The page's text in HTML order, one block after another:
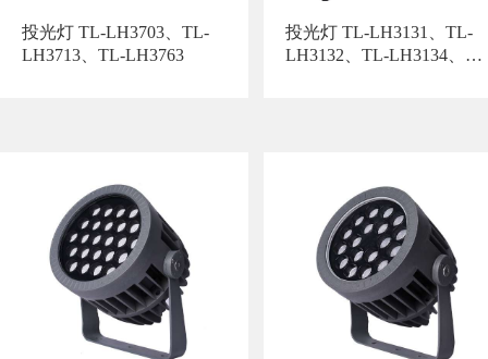
投光灯 TL-LH3703、TL-
LH3713、TL-LH3763
投光灯 TL-LH3131、TL-
LH3132、TL-LH3134、
TL-LH3154、TL-
LH3155、TL-LH3156